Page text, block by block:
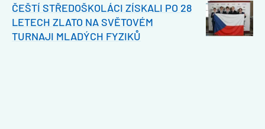
ČEŠTÍ STŘEDOŠKOLÁCI ZÍSKALI PO 28
LETECH ZLATO NA SVĚTOVÉM
TURNAJI MLADÝCH FYZIKŮ